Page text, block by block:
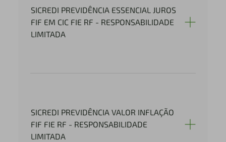
SICREDI PREVIDÊNCIA ESSENCIAL JUROS
FIF EM CIC FIE RF - RESPONSABILIDADE
LIMITADA
SICREDI PREVIDÊNCIA VALOR INFLAÇÃO
FIF FIE RF - RESPONSABILIDADE
LIMITADA